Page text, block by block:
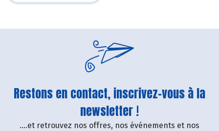
Restons en contact, inscrivez-vous à la
newsletter !
....et retrouvez nos offres, nos événements et nos